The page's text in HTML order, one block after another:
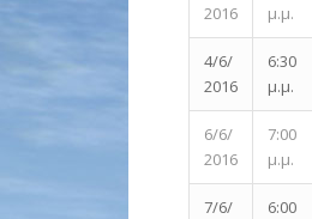
2016
μ.μ.
4/6/
2016
6:30
μ.μ.
6/6/
2016
7:00
μ.μ.
7/6/
6:00